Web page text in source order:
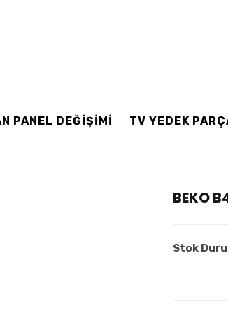
PANEL DEĞİŞİMİ TV YEDEK
BEKO
Stok